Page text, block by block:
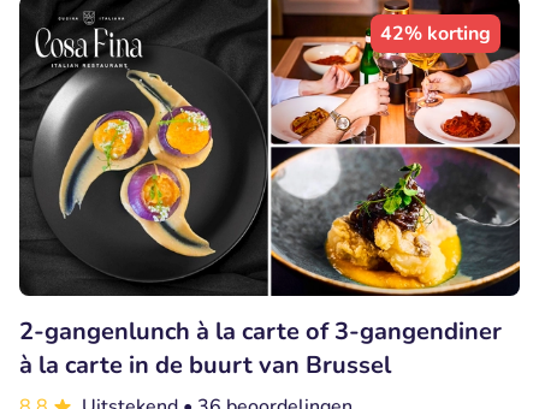
42% korting
2-gangenlunch à la carte of 3-gangendiner
à la carte in de buurt van Brussel